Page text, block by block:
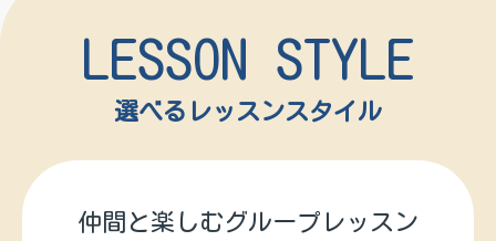
選べるレッスンスタイル
LESSON STYLE
仲間と楽しむグループレッスン